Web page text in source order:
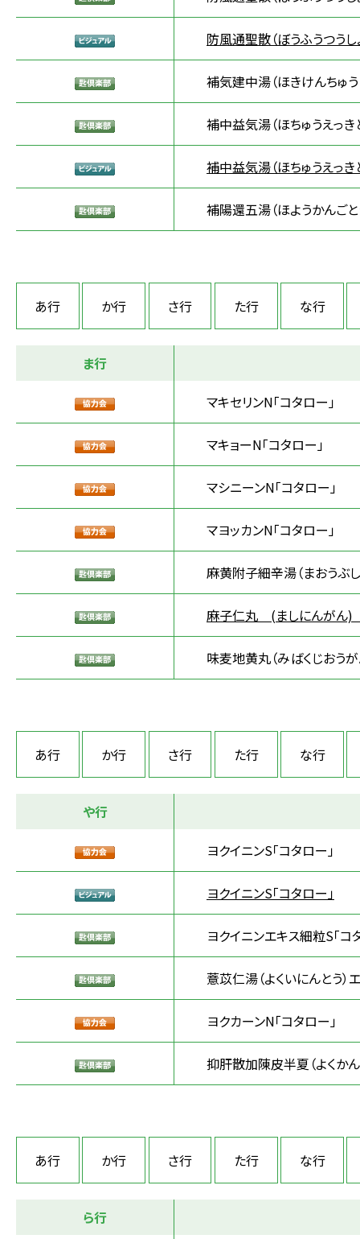
防風通聖散（ぼうふうつうし
補気建中湯（ほきけんちゅう
補中益気湯（ほちゅうえっき
補中益気湯（ほちゅうえっき
補陽還五湯（ほようかんごと
あ行 か行 さ行 た行 な行
ま行
マキセリンN「コタロー」
マキョーN「コタロー」
マシニーンN「コタロー」
マヨッカンN「コタロー」
麻黄附子細辛湯（まおうぶ
麻子仁丸 (ましにんがん)
味麦地黄丸（みばくじおう
あ行 か行 さ行 た行 な行
や行
ヨクイニンS「コタロー」
ヨクイニンS「コタロー」
ヨクイニンエキス細粒S「コ
薏苡仁湯（よくいにんとう）
ヨクカーンN「コタロー」
抑肝散加陳皮半夏（よくか
あ行 か行 さ行 た行 な行
ら行